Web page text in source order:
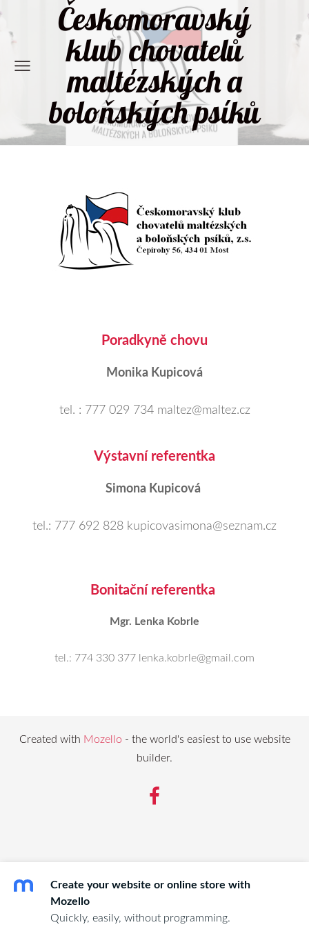
Českomoravský
klub chovatelů
maltézských a
boloňských psíků
Poradkyně chovu
Monika Kupicová
tel. : 777 029 734 maltez@maltez.cz
Výstavní referentka
Simona Kupicová
tel.: 777 692 828 kupicovasimona@seznam.cz
Bonitační referentka
Mgr. Lenka Kobrle
tel.: 774 330 377 lenka.kobrle@gmail.com
Created with Mozello - the world's easiest to use website
builder.
Create your website or online store with
Mozello
Quickly, easily, without programming.